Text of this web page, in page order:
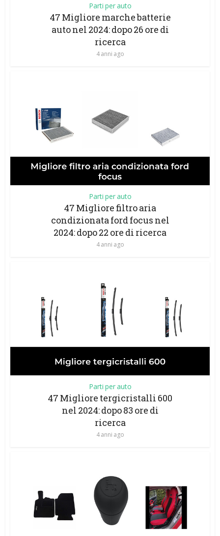
Parti per auto
47 Migliore marche batterie
auto nel 2024: dopo 26 ore di
ricerca
4 anni ago
Parti per auto
47 Migliore filtro aria
condizionata ford focus nel
2024: dopo 22 ore di ricerca
4 anni ago
Parti per auto
47 Migliore tergicristalli 600
nel 2024: dopo 83 ore di
ricerca
4 anni ago